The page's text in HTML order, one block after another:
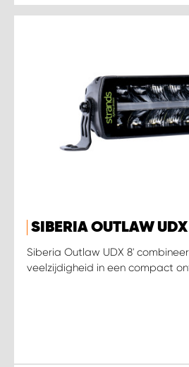
SIBERIA OUTLAW
Siberia Outlaw UDX 8'
veelzijdigheid in een compact